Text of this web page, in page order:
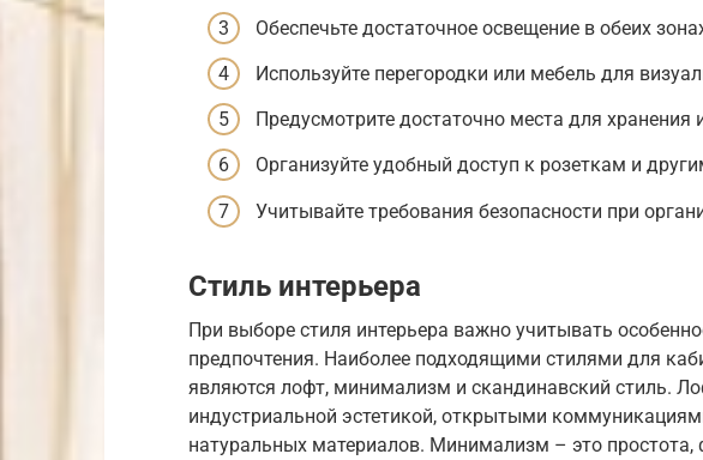
Обеспечьте достаточное освещение в обеих
Используйте перегородки или мебель для
Предусмотрите достаточно места для хранения
Организуйте удобный доступ к розеткам и
Учитывайте требования безопасности при
Стиль интерьера
При выборе стиля интерьера важно учитывать
предпочтения. Наиболее подходящими стилями для
являются лофт, минимализм и скандинавский стиль.
индустриальной эстетикой, открытыми
натуральных материалов. Минимализм – это простота,